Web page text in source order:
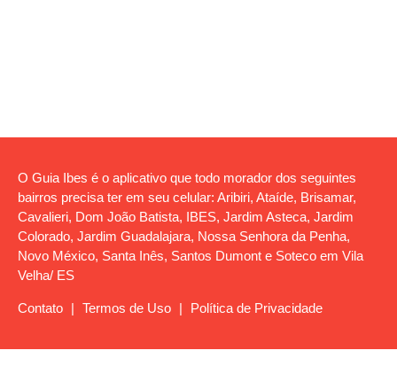
O Guia Ibes é o aplicativo que todo morador dos seguintes
bairros precisa ter em seu celular: Aribiri, Ataíde, Brisamar,
Cavalieri, Dom João Batista, IBES, Jardim Asteca, Jardim
Colorado, Jardim Guadalajara, Nossa Senhora da Penha,
Novo México, Santa Inês, Santos Dumont e Soteco em Vila
Velha/ ES
Contato | Termos de Uso | Política de Privacidade